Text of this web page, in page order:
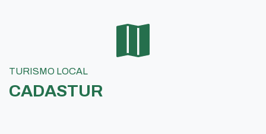
TURISMO LOCAL
CADASTUR